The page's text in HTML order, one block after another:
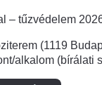
– tűzvédelem
(1119
alkalom (bírálati